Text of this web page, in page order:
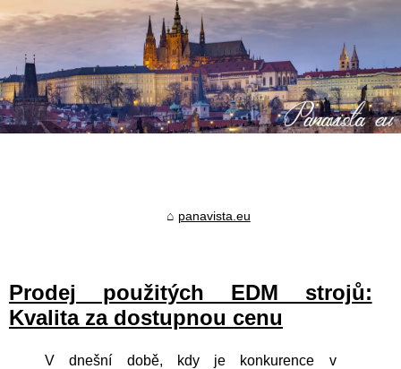
panavista.eu
Prodej použitých EDM strojů:
Kvalita za dostupnou cenu
V dnešní době, kdy je konkurence v